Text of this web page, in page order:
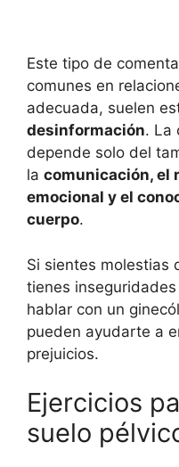
Este tipo de
comunes en
adecuada, suelen
desinformación. La
depende solo del
la comunicación, el
emocional y el
cuerpo.
Si sientes molestias
tienes
hablar con un
pueden ayudarte a
prejuicios.
Ejercicios
suelo